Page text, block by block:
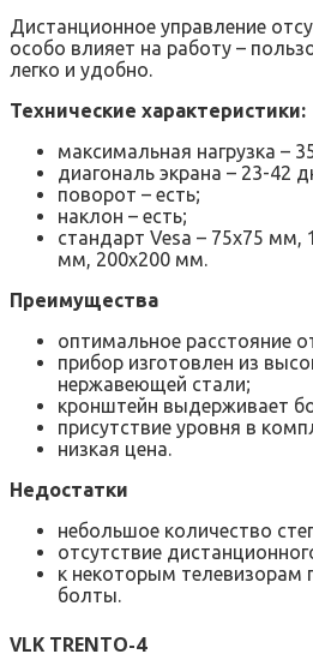
Дистанционное управление
особо влияет на работу –
легко и удобно.
Технические характеристики:
максимальная нагрузка –
диагональ экрана – 23-42
поворот – есть;
наклон – есть;
стандарт Vesa – 75х75 мм,
мм, 200х200 мм.
Преимущества
оптимальное расстояние
прибор изготовлен из
нержавеющей стали;
кронштейн выдерживает
присутствие уровня в
низкая цена.
Недостатки
небольшое количество
отсутствие
к некоторым телевизорам
болты.
VLK TRENTO-4